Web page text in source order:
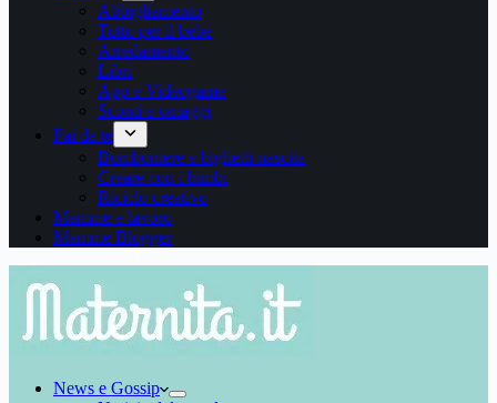
Abbigliamento
Tutto per il bebè
Arredamento
Libri
App e Videogame
Sconti e omaggi
Fai da te
Bomboniere e biglietti nascita
Creare con i bimbi
Riciclo creativo
Mamme e lavoro
Mamme Blogger
News e Gossip